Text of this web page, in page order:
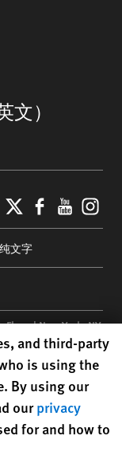
）
X
纯文字
Floor | New York,NY
in the US
and third-party
is using the
By using our
ourprivacy
for and how to